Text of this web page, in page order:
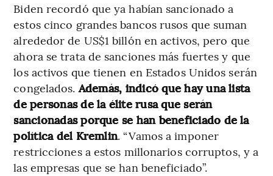
Biden recordó que ya habían sancionado a
estos cinco grandes bancos rusos que suman
alrededor de US$1 billón en activos, pero que
ahora se trata de sanciones más fuertes y que
los activos que tienen en Estados Unidos serán
congelados. Además, indicó que hay una lista
de personas de la élite rusa que serán
sancionadas porque se han beneficiado de la
política del Kremlin. “Vamos a imponer
restricciones a estos millonarios corruptos, y a
las empresas que se han beneficiado”.